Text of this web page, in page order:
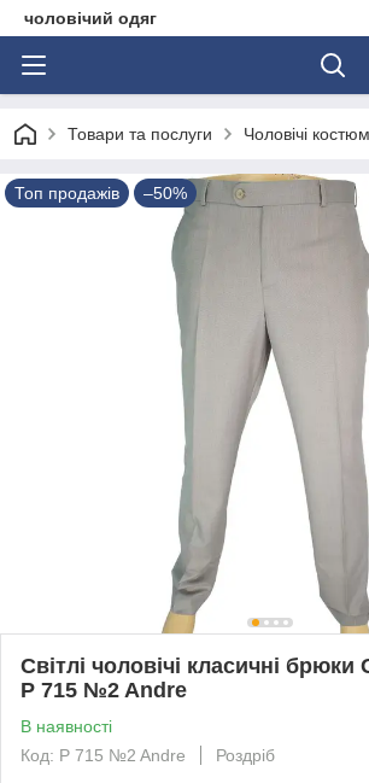
чоловічий одяг
Товари та послуги Чоловічі
Топ продажів –50%
Світлі чоловічі класичні
P 715 №2 Andre
В наявності
Код: P 715 №2 Andre
Роздріб